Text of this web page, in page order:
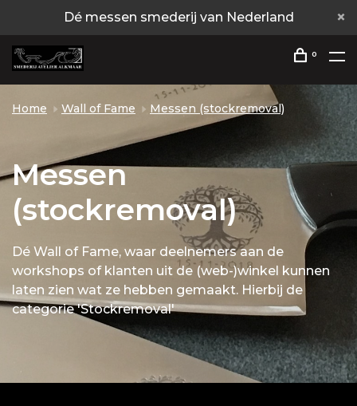
Dé messen smederij van Nederland
0
Home Wall of Fame Messen (stockremoval)
Messen
(stockremoval)
Dé Wall of Fame, waar deelnemers aan de
workshops of klanten uit de (web-)winkel kunnen
laten zien wat ze hebben gemaakt. Hierbij de
categorie 'Stockremoval'